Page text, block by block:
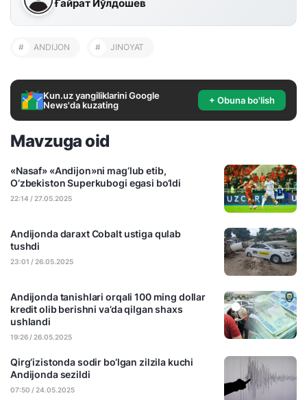
Ғайрат Йўлдошев
# ANDIJON # JINOYAT
Kun.uz yangiliklarini Google
News'da kuzating
+ Obuna bo'lish
Mavzuga oid
«Nasaf» «Andijon»ni mag‘lub etib,
O‘zbekiston Superkubogi egasi bo‘ldi
22:14 / 27.05.2025
Andijonda daraxt Cobalt ustiga qulab
tushdi
23:01 / 26.05.2025
Andijonda tanishlari orqali 100 ming dollar
kredit olib berishni va’da qilgan shaxs
ushlandi
19:26 / 26.05.2025
Qirg‘izistonda sodir bo‘lgan zilzila kuchi
Andijonda sezildi
07:50 / 24.05.2025